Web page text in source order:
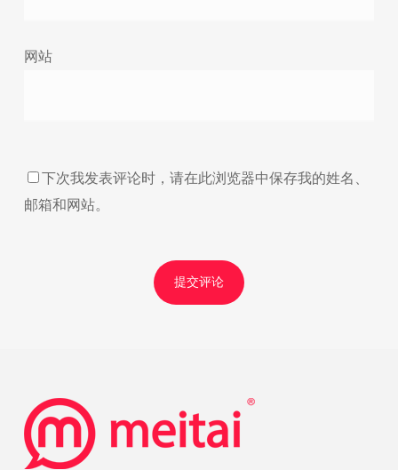
网站
下次我发表评论时，请在此浏览器中保存我的姓名、
邮箱和网站。